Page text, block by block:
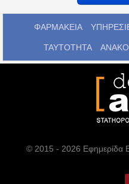
ΦΑΡΜΑΚΕΙΑ
ΤΑΥΤΟΤΗΤΑ
© 2015 - 2026 Εφημερίδα